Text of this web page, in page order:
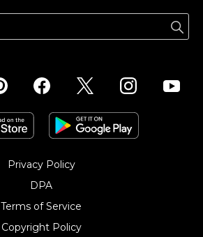
Privacy Policy
DPA
Terms of Service
Copyright Policy‎